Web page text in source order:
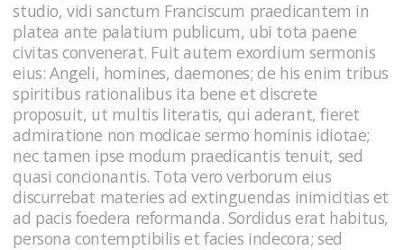
studio, vidi sanctum Franciscum praedicantem in
platea ante palatium publicum, ubi tota paene
civitas convenerat. Fuit autem exordium sermonis
eius: Angeli, homines, daemones; de his enim tribus
spiritibus rationalibus ita bene et discrete
proposuit, ut multis literatis, qui aderant, fieret
admiratione non modicae sermo hominis idiotae;
nec tamen ipse modum praedicantis tenuit, sed
quasi concionantis. Tota vero verborum eius
discurrebat materies ad extinguendas inimicitias et
ad pacis foedera reformanda. Sordidus erat habitus,
persona contemptibilis et facies indecora; sed